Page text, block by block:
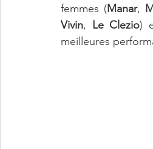
femmes (Manar,
Vivin, Le Clezio)
meilleures